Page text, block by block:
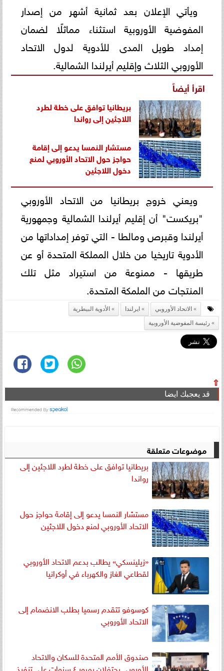
ويأتي الإعلان بعد ثمانية أشهر من إصدار
المفوضية الأوروبية استثناء مماثلًا لضمان
إمداد طويل المدى للأدوية لدول الاتحاد
الأوروبي الثلاث وإقليم أيرلندا الشمالية.
اقرأ أيضاً
بريطانيا توافق على خطة لطرد
اللاجئين إلى رواندا
مستشار النمسا يدعو إلى إقامة
حواجز حول الاتحاد الأوروبي لمنع
دخول اللاجئين
ويعني خروج بريطانيا من الاتحاد الأوروبي
"بريكست" أن إقليم أيرلندا الشمالية وجمهورية
أيرلندا وقبرص ومالطا - التي توفر إمداداتها من
الأدوية تاريخيا من خلال المملكة المتحدة أو عن
طريقها - ممنوعة من استيراد مثل تلك
المنتجات من الملمكة المتحدة.
الاتحاد الأوروبي ايرلندا
الأدوية البيطرية
رئيسة المفوضية الأوروبية
⇧
قد يعجبك ايضا
موضوعات متعلقة
بريطانيا توافق على خطة لطرد اللاجئين إلى
رواندا
مستشار النمسا يدعو إلى إقامة حواجز حول
الاتحاد الأوروبي لمنع دخول اللاجئين
«زيلينسكي» يطالب بدعم الاتحاد الأوروبي
لقطاعي الغاز والكهرباء في أوكرانيا
كوسوفو تتقدم رسميا بطلب الانضمام إلى
الاتحاد الأوروبي
صندوق الأمم المتحدة للسكان والاتحاد
الأوروبي يحتفلان بمرور ٤ سنوات على تنفيذ